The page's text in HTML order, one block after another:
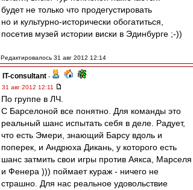
будет не только что продегустировать
но и культурно-исторически обогатиться,
посетив музей истории виски в Эдинбурге ;-))
Редактировалось 31 авг 2012 12:14
IT-consultant -
31 авг 2012 12:11
По группе в ЛЧ.
С Барселоной все понятно. Для команды это
реальный шанс испытать себя в деле. Радует,
что есть Эмери, знающий Барсу вдоль и
поперек, и Андрюха Дикань, у которого есть
шанс затмить свои игры против Аякса, Марселя
и Фенера ))) поймает кураж - ничего не
страшно. Для нас реальное удовольствие